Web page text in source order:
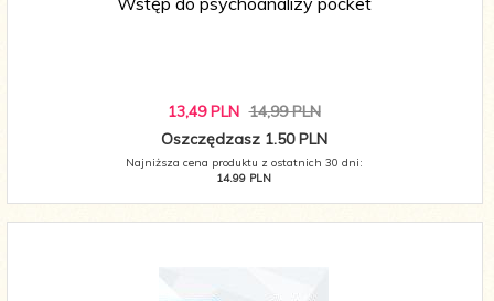
13,49 PLN 14,99 PLN
Oszczędzasz 1.50 PLN
Najniższa cena produktu z ostatnich 30 dni:
14.99 PLN